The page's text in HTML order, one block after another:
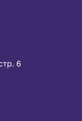
6